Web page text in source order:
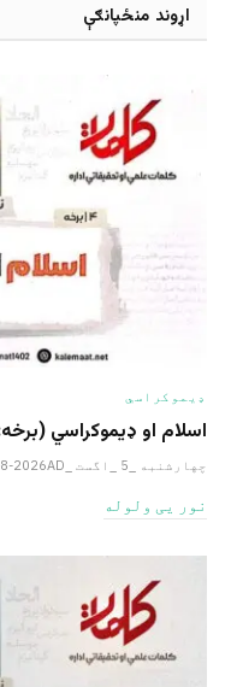
اړوند منځپانګې
ډیموکراسي
اسلام او ډیموکراسي (برخه:
چهارشنبه _5 _اگست _2026AH 5-8-2026AD
نور یی ولوله